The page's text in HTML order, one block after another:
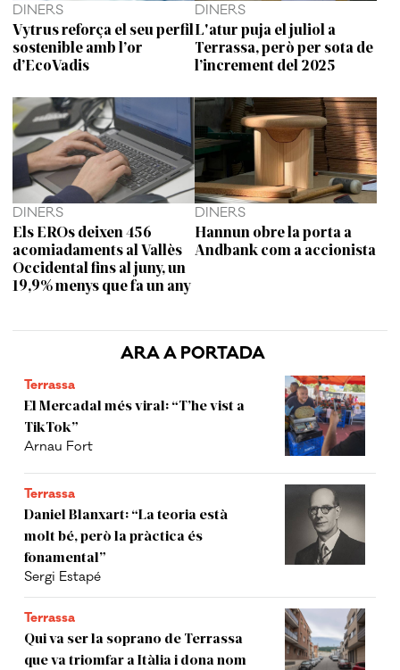
ARA A PORTADA
Terrassa
El Mercadal més viral: “T’he vist a
TikTok”
Arnau Fort
Terrassa
Daniel Blanxart: “La teoria està
molt bé, però la pràctica és
fonamental”
Sergi Estapé
Terrassa
Qui va ser la soprano de Terrassa
que va triomfar a Itàlia i dona nom
DINERS
Vytrus reforça el seu perfil
sostenible amb l’or
d’EcoVadis
DINERS
L'atur puja el juliol a
Terrassa, però per sota de
l’increment del 2025
DINERS
Els EROs deixen 456
acomiadaments al Vallès
Occidental fins al juny, un
19,9% menys que fa un any
DINERS
Hannun obre la porta a
Andbank com a accionista